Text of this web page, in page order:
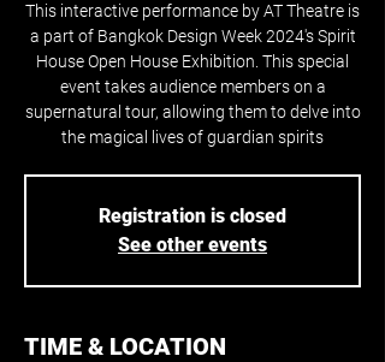
This interactive performance by AT Theatre is
a part of Bangkok Design Week 2024's Spirit
House Open House Exhibition. This special
event takes audience members on a
supernatural tour, allowing them to delve into
the magical lives of guardian spirits
Registration is closed
See other events
TIME & LOCATION